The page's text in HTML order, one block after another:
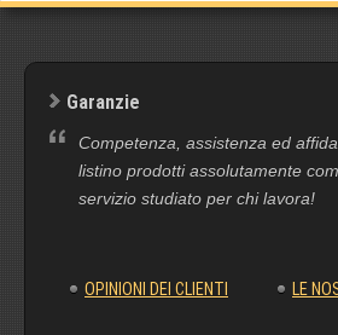
Garanzie
Competenza, assistenza ed
listino prodotti assolutamente
servizio studiato per chi lavora!
OPINIONI DEI CLIENTI LE